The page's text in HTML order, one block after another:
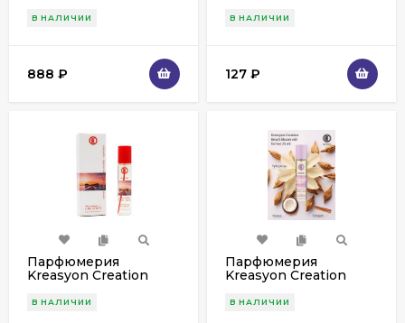
В НАЛИЧИИ
888 ₽
В НАЛИЧИИ
127 ₽
Парфюмерия
Kreasyon Creation
women 25 ml
В НАЛИЧИИ
Парфюмерия
Kreasyon Creation
women 25 ml
В НАЛИЧИИ